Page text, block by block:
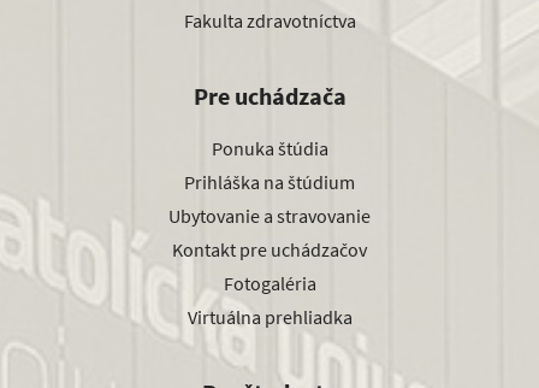
Fakulta zdravotníctva
Pre uchádzača
Ponuka štúdia
Prihláška na štúdium
Ubytovanie a stravovanie
Kontakt pre uchádzačov
Fotogaléria
Virtuálna prehliadka